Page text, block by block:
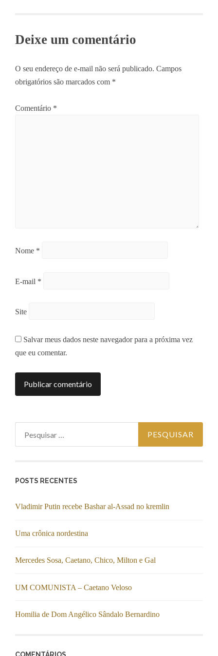
Deixe um comentário
O seu endereço de e-mail não será publicado. Campos
obrigatórios são marcados com *
Comentário *
Nome *
E-mail *
Site
Salvar meus dados neste navegador para a próxima vez
que eu comentar.
POSTS RECENTES
Vladimir Putin recebe Bashar al-Assad no kremlin
Uma crônica nordestina
Mercedes Sosa, Caetano, Chico, Milton e Gal
UM COMUNISTA – Caetano Veloso
Homilia de Dom Angélico Sândalo Bernardino